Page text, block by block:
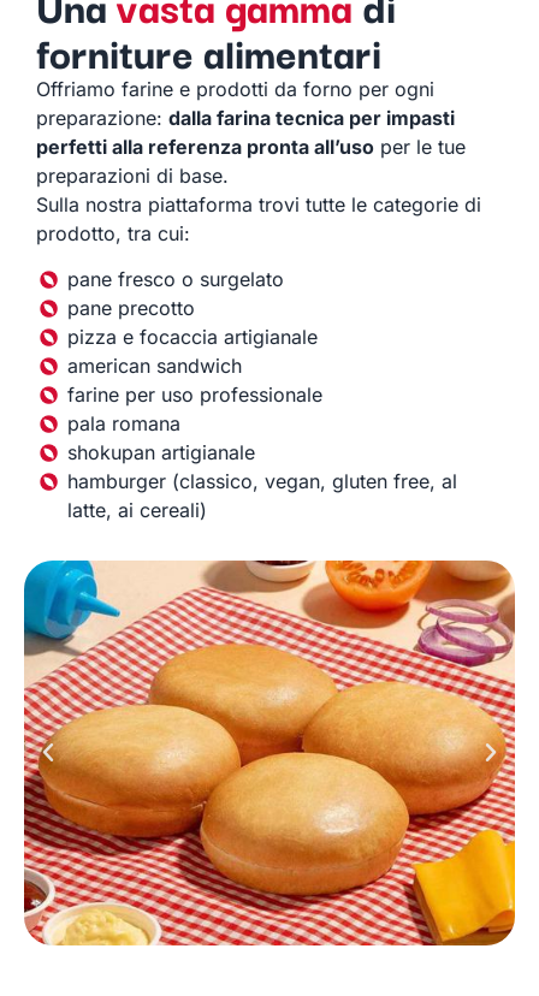
forniture alimentari
Offriamo farine e prodotti da forno per ogni
preparazione: dalla farina tecnica per impasti
perfetti alla referenza pronta all’uso per le tue
preparazioni di base.
Sulla nostra piattaforma trovi tutte le categorie di
prodotto, tra cui:
pane fresco o surgelato
pane precotto
pizza e focaccia artigianale
american sandwich
farine per uso professionale
pala romana
shokupan artigianale
hamburger (classico, vegan, gluten free, al
latte, ai cereali)